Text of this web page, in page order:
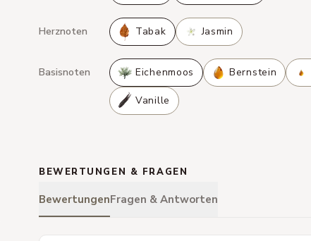
Herznoten Tabak Jasmin
Basisnoten Eichenmoos Bernstein
Vanille
BEWERTUNGEN & FRAGEN
BewertungenFragen & Antworten